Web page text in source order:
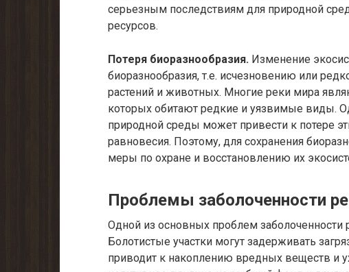
серьезным последствиям для природной
ресурсов.
Потеря биоразнообразия. Изменение
биоразнообразия, т.е. исчезновению или
растений и животных. Многие реки мира
которых обитают редкие и уязвимые виды.
природной среды может привести к потере
равновесия. Поэтому, для сохранения
меры по охране и восстановлению их
Проблемы заболоченности
Одной из основных проблем заболоченности
Болотистые участки могут задерживать
приводит к накоплению вредных веществ и